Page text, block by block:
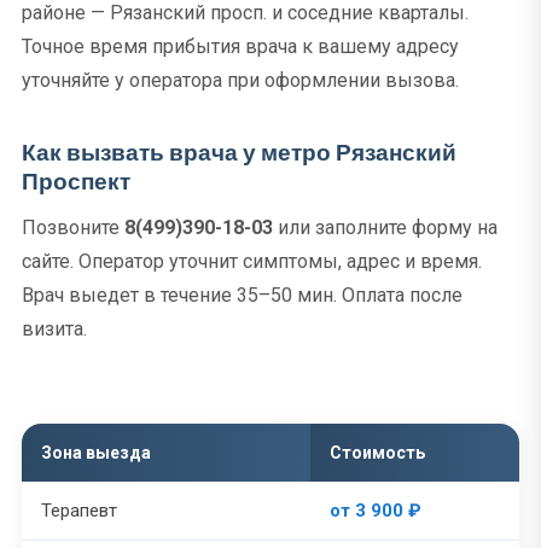
районе — Рязанский просп. и соседние кварталы.
Точное время прибытия врача к вашему адресу
уточняйте у оператора при оформлении вызова.
Как вызвать врача у метро Рязанский
Проспект
Позвоните 8(499)390-18-03 или заполните форму на
сайте. Оператор уточнит симптомы, адрес и время.
Врач выедет в течение 35–50 мин. Оплата после
визита.
Зона выезда Стоимость
Терапевт от 3 900 ₽